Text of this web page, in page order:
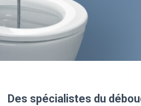
Des spécialistes du